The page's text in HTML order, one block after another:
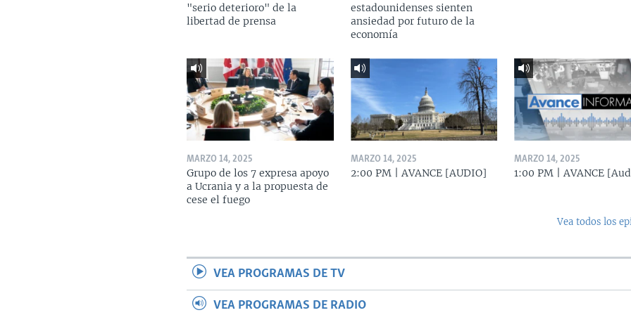
"serio deterioro" de la
libertad de prensa
estadounidenses sienten
ansiedad por futuro de la
economía
MARZO 14, 2025
Grupo de los 7 expresa apoyo
a Ucrania y a la propuesta de
cese el fuego
MARZO 14, 2025
2:00 PM | AVANCE [AUDIO]
MARZO 14, 2025
1:00 PM | AVANCE
Vea todos los
VEA PROGRAMAS DE TV
VEA PROGRAMAS DE RADIO